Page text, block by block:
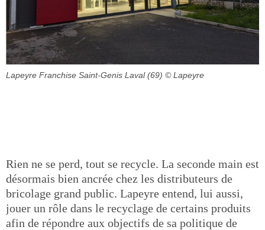
Lapeyre Franchise Saint-Genis Laval (69) © Lapeyre
Rien ne se perd, tout se recycle. La seconde main est
désormais bien ancrée chez les distributeurs de
bricolage grand public. Lapeyre entend, lui aussi,
jouer un rôle dans le recyclage de certains produits
afin de répondre aux objectifs de sa politique de